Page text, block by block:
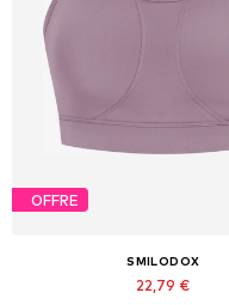
OFFRE
SMILODOX
22,79 €